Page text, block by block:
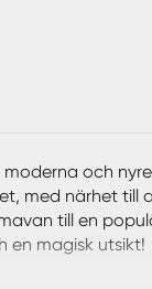
och
med närhet
till en
en magisk utsikt!